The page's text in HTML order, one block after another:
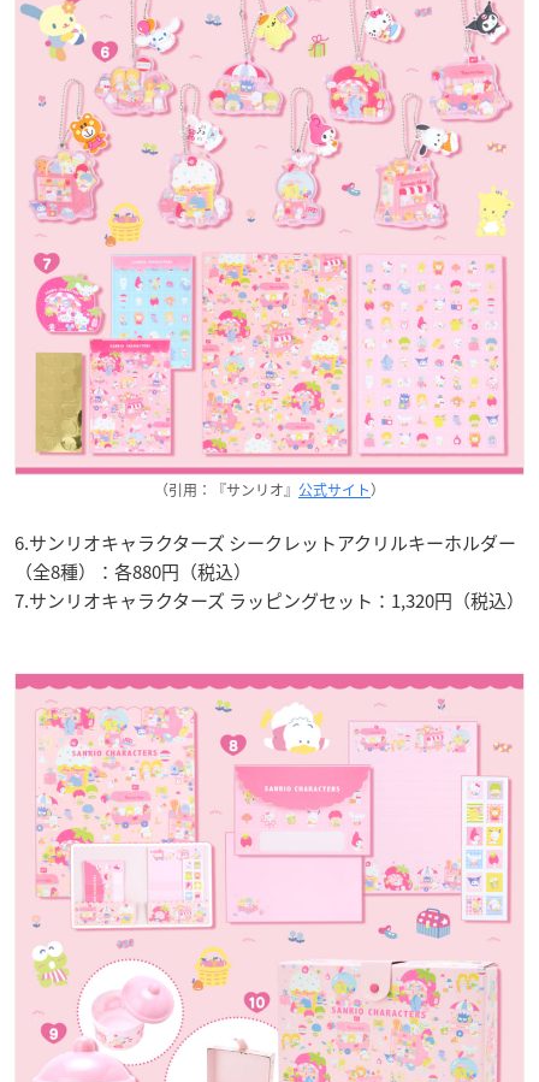
（引用：『サンリオ』 公式サイト）
6.サンリオキャラクターズ シークレットアクリルキーホルダー
（全8種）：各880円（税込）
7.サンリオキャラクターズ ラッピングセット：1,320円（税込）